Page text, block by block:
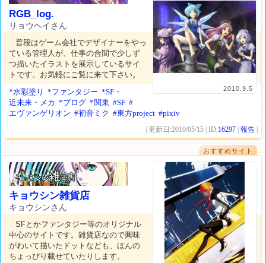
2010.9.5
RGB_log.
リョウヘイさん
普段はゲーム会社でデザイナーをやっ
ている管理人が、仕事の合間で少しず
つ描いたイラストを展示しているサイ
トです。お気軽にご覧に来て下さい。
*水彩塗り
*ファンタジー *SF・
近未来・メカ *ブログ *関東 #SF #
エヴァンゲリオン #初音ミク #東方project #pixiv
| 更新日:2010/05/15 | ID:16297 |報告
おすすめサイト
キョウシン雑貨店
キョウシンさん
SFとかファンタジー等のオリジナル
中心のサイトです。雑貨店なので興味
がわいて描いたドットなども、ほんの
ちょっぴり載せていたりします。